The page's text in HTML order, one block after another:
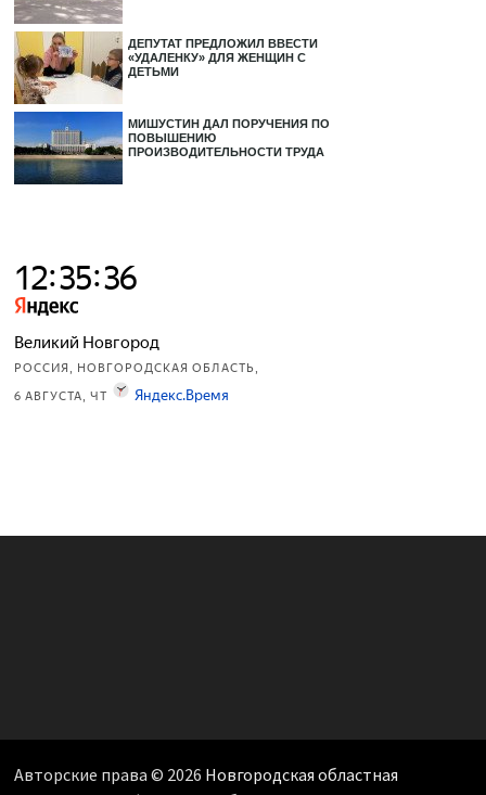
ДЕПУТАТ ПРЕДЛОЖИЛ ВВЕСТИ
«УДАЛЕНКУ» ДЛЯ ЖЕНЩИН С
ДЕТЬМИ
МИШУСТИН ДАЛ ПОРУЧЕНИЯ ПО
ПОВЫШЕНИЮ
ПРОИЗВОДИТЕЛЬНОСТИ ТРУДА
Авторские права © 2026 Новгородская областная